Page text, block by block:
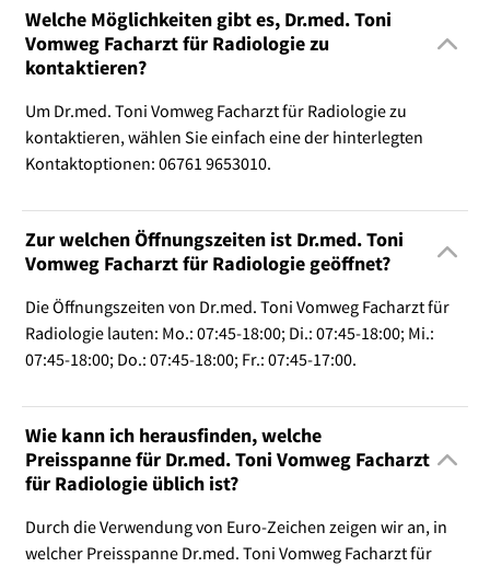
Welche Möglichkeiten gibt es, Dr.med. Toni
Vomweg Facharzt für Radiologie zu
kontaktieren?
Um Dr.med. Toni Vomweg Facharzt für Radiologie zu
kontaktieren, wählen Sie einfach eine der hinterlegten
Kontaktoptionen: 06761 9653010.
Zur welchen Öffnungszeiten ist Dr.med. Toni
Vomweg Facharzt für Radiologie geöffnet?
Die Öffnungszeiten von Dr.med. Toni Vomweg Facharzt für
Radiologie lauten: Mo.: 07:45-18:00; Di.: 07:45-18:00; Mi.:
07:45-18:00; Do.: 07:45-18:00; Fr.: 07:45-17:00.
Wie kann ich herausfinden, welche
Preisspanne für Dr.med. Toni Vomweg Facharzt
für Radiologie üblich ist?
Durch die Verwendung von Euro-Zeichen zeigen wir an, in
welcher Preisspanne Dr.med. Toni Vomweg Facharzt für